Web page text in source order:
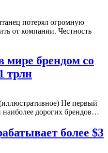
потерял огромную
от компании. Честность
мире брендом со
трлн
Не первый
наиболее дорогих брендов…
более $3